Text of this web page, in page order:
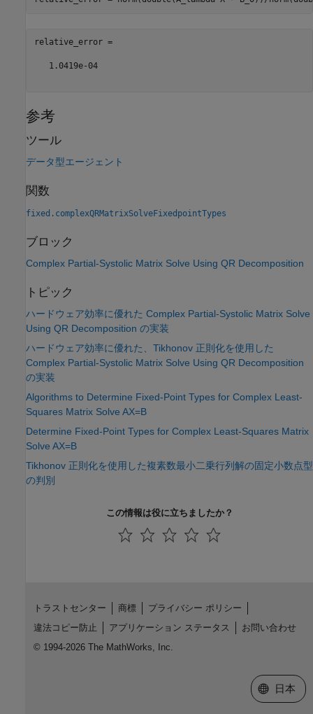
relative_error =
   1.0419e-04
参考
ツール
データ型エージェント
関数
fixed.complexQRMatrixSolveFixedpointTypes
ブロック
Complex Partial-Systolic Matrix Solve Using QR Decomposition
トピック
ハードウェア効率に優れた Complex Partial-Systolic Matrix Solve
Using QR Decomposition の実装
ハードウェア効率に優れた、Tikhonov 正則化を使用した
Complex Partial-Systolic Matrix Solve Using QR Decomposition
の実装
Algorithms to Determine Fixed-Point Types for Complex Least-
Squares Matrix Solve AX=B
Determine Fixed-Point Types for Complex Least-Squares Matrix
Solve AX=B
Tikhonov 正則化を使用した複素数最小二乗行列解の固定小数点型
の判別
この情報は役に立ちましたか？
トラストセンター 商標
プライバシー ポリシー
違法コピー防止
アプリケーション ステータス
お問い合わせ
© 1994-2026 The MathWorks, Inc.
Web サイ
日本